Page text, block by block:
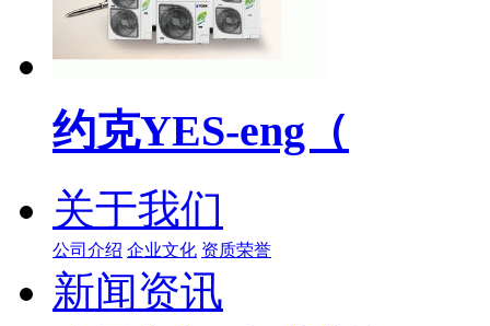
约克YES-eng（
关于我们
公司介绍 企业文化 资质荣誉
新闻资讯